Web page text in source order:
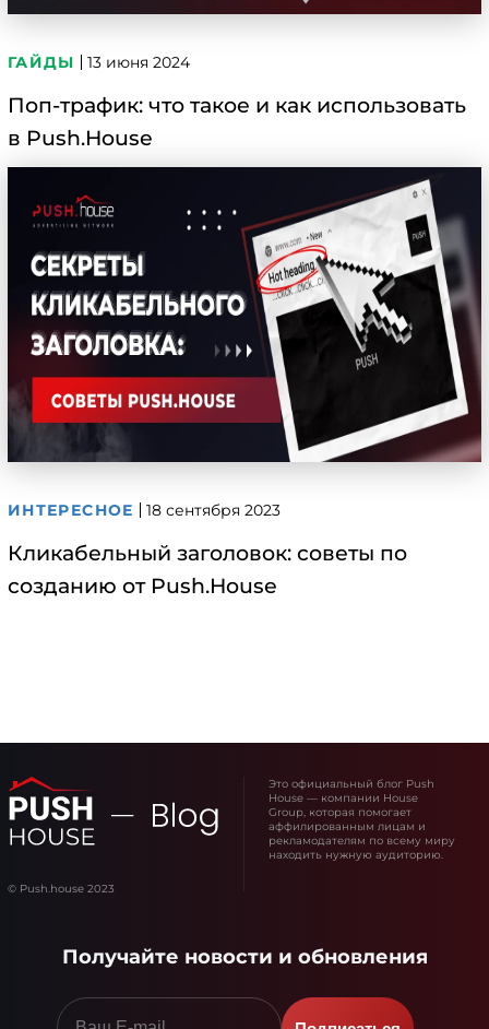
ГАЙДЫ 13 июня 2024
Поп-трафик: что такое и как использовать
в Push.House
ИНТЕРЕСНОЕ 18 сентября 2023
Кликабельный заголовок: советы по
созданию от Push.House
© Push.house 2023
Это официальный блог Push
House — компании House
Group, которая помогает
аффилированным лицам и
рекламодателям по всему миру
находить нужную аудиторию.
Получайте новости и обновления